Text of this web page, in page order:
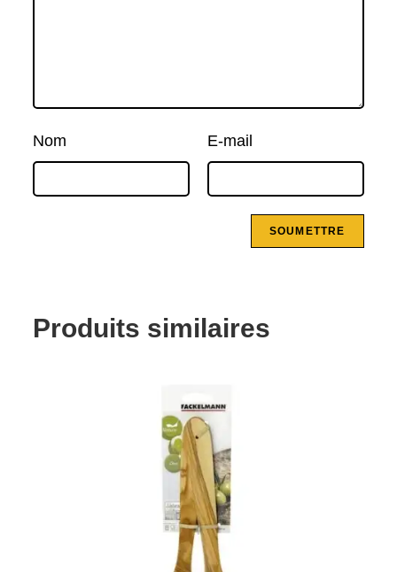
Nom E-mail
Produits similaires